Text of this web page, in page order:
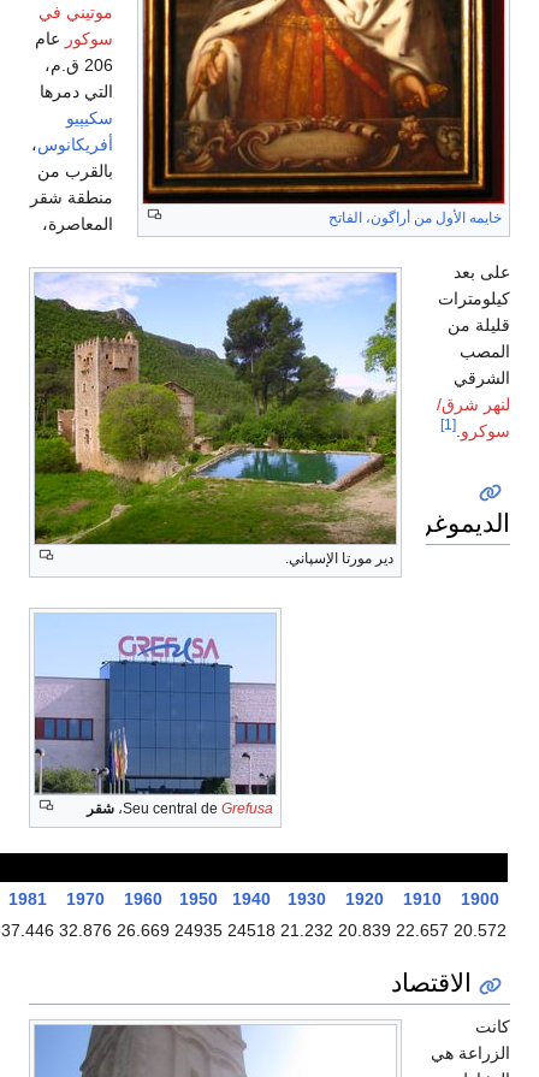
موتيني في
سوكورعام
206 ق.م،
التي دمرها
سكيپيو
أفريكانوس،
بالقرب من
منطقة شقر
المعاصرة،
1950
1960
1970
1981
1991
2000
2005
2007
2008
24935
26.669
32.876
37.446
40.055
41.264
42.543
43.038
44.440